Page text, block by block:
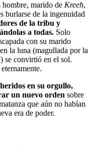
hombre, marido de Kreeh,
burlarse de la ingenuidad
de la tribu y
a todas. Solo
con su marido
la luna (magullada por la
) se convirtió en el sol.
en su orgullo,
un nuevo orden sobre
que aún no habían
era de poder.